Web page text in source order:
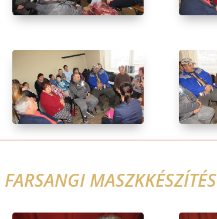
FARSANGI MASZKKÉSZÍTÉS